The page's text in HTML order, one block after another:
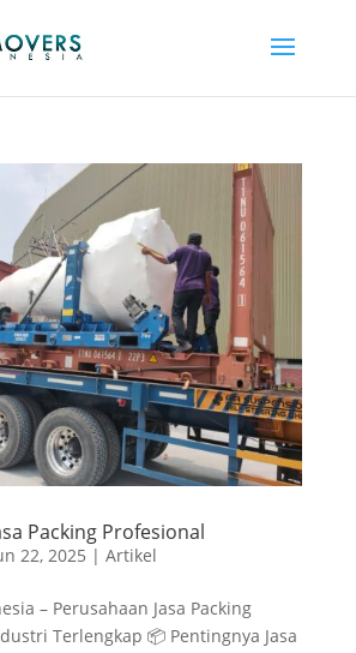
Packing Profesional
22, 2025 | Artikel
– Perusahaan Jasa Packing
Terlengkap 📦 Pentingnya Jasa